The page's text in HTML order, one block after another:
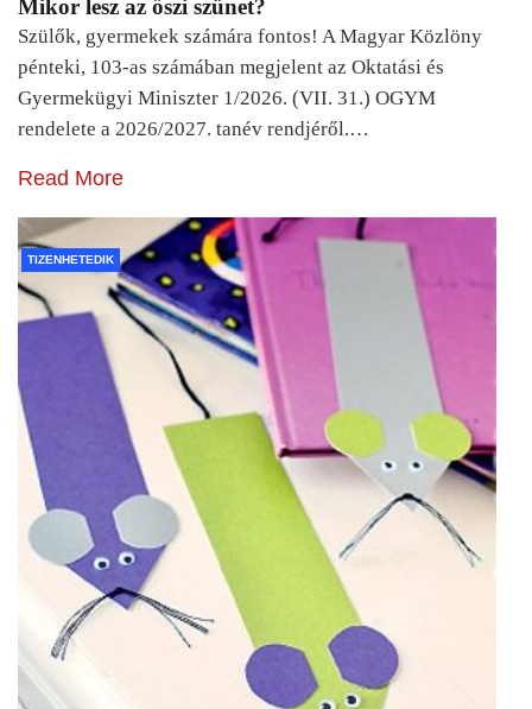
Mikor lesz az őszi szünet?
Szülők, gyermekek számára fontos! A Magyar Közlöny
pénteki, 103-as számában megjelent az Oktatási és
Gyermekügyi Miniszter 1/2026. (VII. 31.) OGYM
rendelete a 2026/2027. tanév rendjéről.…
Read More
TIZENHETEDIK